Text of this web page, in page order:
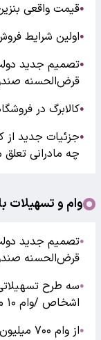
●قیمت واقعی
●اولین شرایط فروش
●تصمیم جدید
قرض‌الحسنه
●کالابرگ در
●
چه مادرانی تعلق
وام و تسهیلات
●تصمیم جدید
قرض‌الحسنه
●سه طرح
اشخاص /وام ۱۰ میلیاردی بدون ضامن
●